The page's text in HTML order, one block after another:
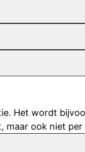
Het wordt
maar ook niet per